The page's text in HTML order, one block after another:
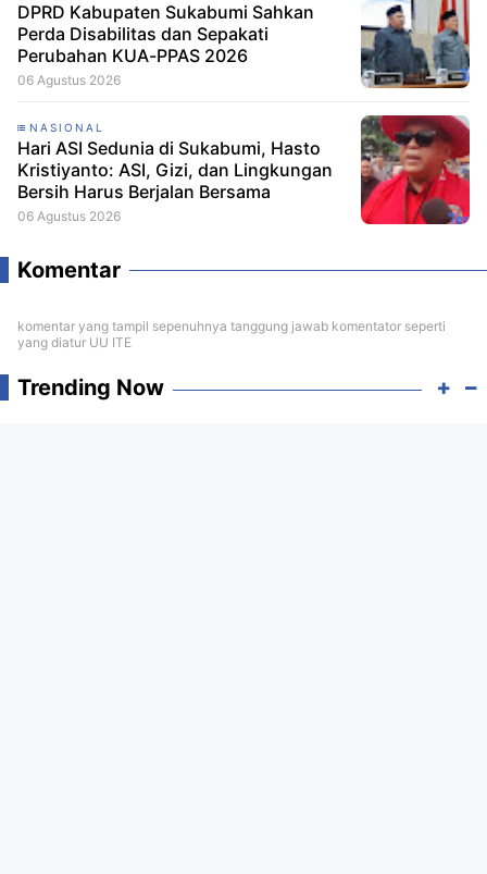
DPRD Kabupaten Sukabumi Sahkan
Perda Disabilitas dan Sepakati
Perubahan KUA-PPAS 2026
06 Agustus 2026
NASIONAL
Hari ASI Sedunia di Sukabumi, Hasto
Kristiyanto: ASI, Gizi, dan Lingkungan
Bersih Harus Berjalan Bersama
06 Agustus 2026
Komentar
komentar yang tampil sepenuhnya tanggung jawab komentator seperti
yang diatur UU ITE
Trending Now